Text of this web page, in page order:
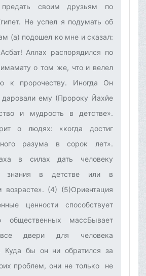
своим друзьям по
Не успел я подумать об
(а) подошел ко мне и сказал:
Аллах распорядился по
о том же, что и велел
к пророчеству. Иногда Он
даровали ему (Пророку Йахйе
и мудрость в детстве».
о людях: «когда достиг
разума в сорок лет».
в силах дать человеку
знания в детстве или в
возрасте». (4) (5)Ориентация
ценности способствует
общественных массБывает
двери для человека
Куда бы он ни обратился за
проблем, они не только не